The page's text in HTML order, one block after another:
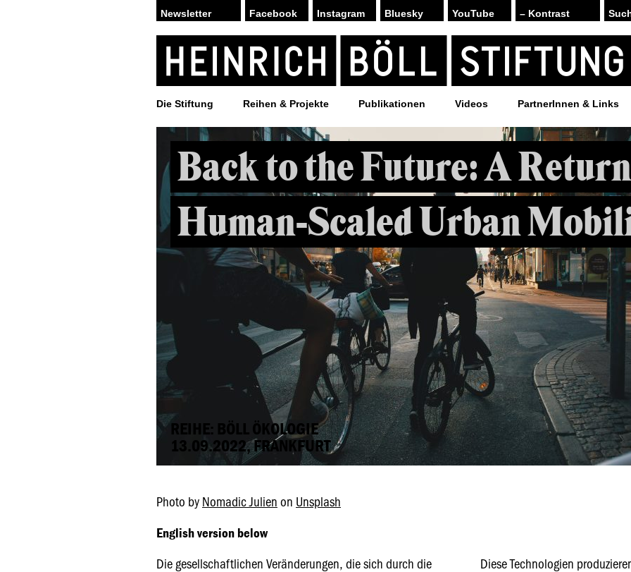
Facebook Instagram Bluesky YouTube – Kontrast
Die Stiftung Reihen & Projekte Publikationen Videos PartnerInnen & Links
Back to the Future: A
Human-Scaled Urban
REIHE: BÖLL ÖKOLOGIE
13.09.2022, FRANKFURT
Photo by Nomadic Julien on Unsplash
English version below
Die gesellschaftlichen Veränderungen, die sich durch die
Diese Technologien